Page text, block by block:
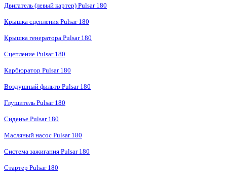
Двигатель (левый картер) Pulsar 180
Крышка сцепления Pulsar 180
Крышка генератора Pulsar 180
Сцепление Pulsar 180
Карбюратор Pulsar 180
Воздушный фильтр Pulsar 180
Глушитель Pulsar 180
Сиденье Pulsar 180
Масляный насос Pulsar 180
Система зажигания Pulsar 180
Стартер Pulsar 180